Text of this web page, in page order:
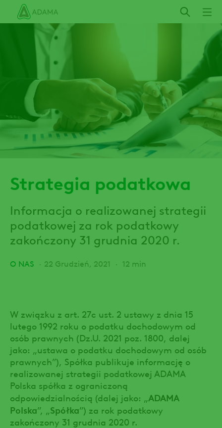
Przejdź
Strategia podatkowa
Informacja o realizowanej strategii
podatkowej za rok podatkowy
zakończony 31 grudnia 2020 r.
O NAS 22 Grudzień, 2021 12 min
W związku z art. 27c ust. 2 ustawy z dnia 15
lutego 1992 roku o podatku dochodowym od
osób prawnych (Dz.U. 2021 poz. 1800, dalej
jako: „ustawa o podatku dochodowym od osób
prawnych”), Spółka publikuje informację o
realizowanej strategii podatkowej ADAMA
Polska spółka z ograniczoną
odpowiedzialnością (dalej jako: „ ADAMA
Polska”, „ Spółka”) za rok podatkowy
zakończony 31 grudnia 2020 r.